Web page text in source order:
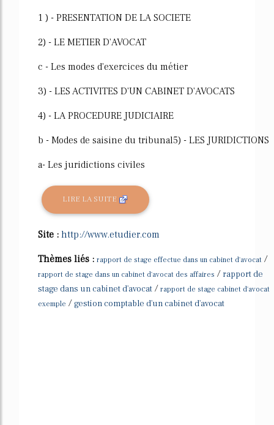
1 ) - PRESENTATION DE LA SOCIETE
2) - LE METIER D'AVOCAT
c - Les modes d'exercices du métier
3) - LES ACTIVITES D'UN CABINET D'AVOCATS
4) - LA PROCEDURE JUDICIAIRE
b - Modes de saisine du tribunal5) - LES JURIDICTIONS
a- Les juridictions civiles
LIRE LA SUITE
Site : http://www.etudier.com
Thèmes liés : rapport de stage effectue dans un cabinet d'avocat /
rapport de stage dans un cabinet d'avocat des affaires / rapport de
stage dans un cabinet d'avocat / rapport de stage cabinet d'avocat
exemple / gestion comptable d'un cabinet d'avocat